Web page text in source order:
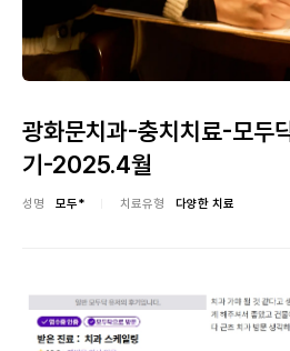
광화문치과-충치치료-모두
기-2025.4월
성명 모두* 치료유형 다양한 치료